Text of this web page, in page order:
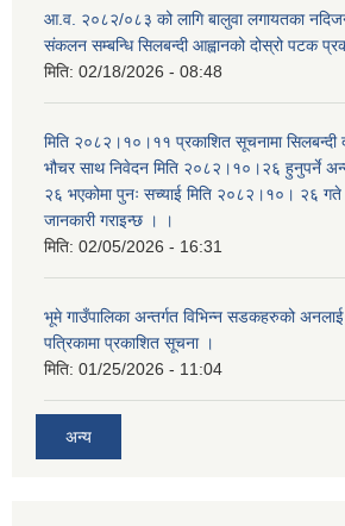
आ.व. २०८२/०८३ को लागि बालुवा लगायतका
संकलन सम्बन्धि सिलबन्दी आह्वानको दोस्रो पटक
मिति: 02/18/2026 - 08:48
मिति २०८२।१०।११ प्रकाशित सूचनामा सिलबन्दी
भौचर साथ निवेदन मिति २०८२।१०।२६ हुनुपर्ने
२६ भएकोमा पुनः सच्याई मिति २०८२।१०। २६ गते
जानकारी गराइन्छ । ।
मिति: 02/05/2026 - 16:31
भूमे गाउँपालिका अन्तर्गत विभिन्न सडकहरुको
पत्रिकामा प्रकाशित सूचना ।
मिति: 01/25/2026 - 11:04
अन्य